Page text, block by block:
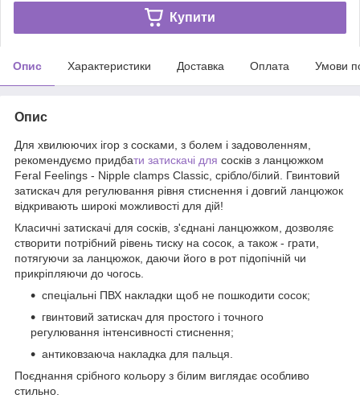
Купити
Опис Характеристики Доставка Оплата Умови
Опис
Для хвилюючих ігор з сосками, з болем і задоволенням,
рекомендуємо придбати затискачі для сосків з ланцюжком
Feral Feelings - Nipple clamps Classic, срібло/білий. Гвинтовий
затискач для регулювання рівня стиснення і довгий ланцюжок
відкривають широкі можливості для дій!
Класичні затискачі для сосків, з'єднані ланцюжком, дозволяє
створити потрібний рівень тиску на сосок, а також - грати,
потягуючи за ланцюжок, даючи його в рот підопічній чи
прикріпляючи до чогось.
спеціальні ПВХ накладки щоб не пошкодити сосок;
гвинтовий затискач для простого і точного
регулювання інтенсивності стиснення;
антиковзаюча накладка для пальця.
Поєднання срібного кольору з білим виглядає особливо
стильно.